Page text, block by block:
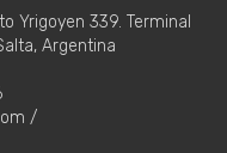
Yrigoyen 339. Terminal
, Argentina
/